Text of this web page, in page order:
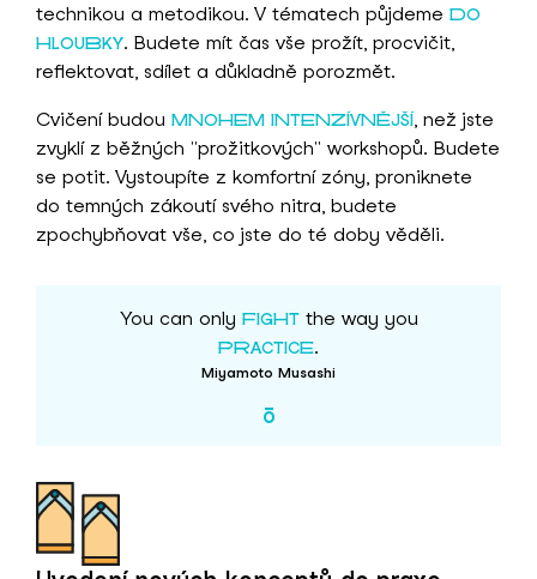
technikou a metodikou. V tématech půjdeme DO
HLOUBKY. Budete mít čas vše prožít, procvičit,
reflektovat, sdílet a důkladně porozmět.
Cvičení budou MNOHEM INTENZÍVNĚJŠÍ, než jste
zvyklí z běžných "prožitkových" workshopů. Budete
se potit. Vystoupíte z komfortní zóny, proniknete
do temných zákoutí svého nitra, budete
zpochybňovat vše, co jste do té doby věděli.
You can only FIGHTthe way you
PRACTICE.
Miyamoto Musashi